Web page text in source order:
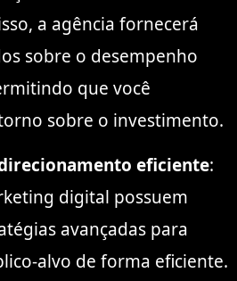
a agência fornecerá
sobre o desempenho
que você
sobre o investimento.
eficiente:
digital possuem
avançadas para
alvo de forma eficiente.